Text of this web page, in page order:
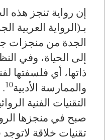
إن رواية تنجز هذه
بـ(الرواية العربية
الجدة من منجزات
إلى الحياة، وفي
ذاتها، أي فلسفتها
والممارسة الأدبية10
.
التقنيات الفنية
صبح في منجزها
تقنيات خلاقة